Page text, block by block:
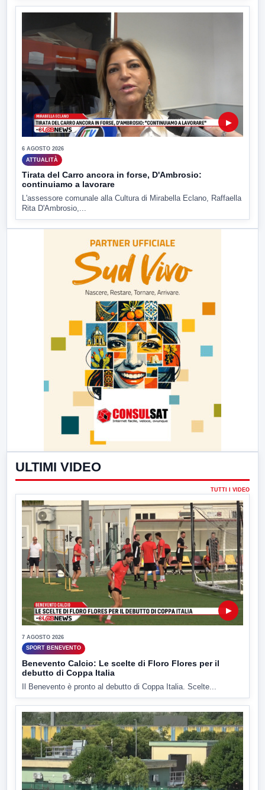
▶
6 AGOSTO 2026
ATTUALITÀ
Tirata del Carro ancora in forse, D'Ambrosio:
continuiamo a lavorare
L'assessore comunale alla Cultura di Mirabella Eclano, Raffaella
Rita D'Ambrosio,...
ULTIMI VIDEO
TUTTI I VIDEO
▶
7 AGOSTO 2026
SPORT BENEVENTO
Benevento Calcio: Le scelte di Floro Flores per il
debutto di Coppa Italia
Il Benevento è pronto al debutto di Coppa Italia. Scelte...